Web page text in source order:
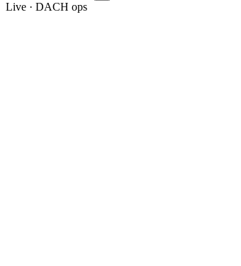
Live · DACH ops